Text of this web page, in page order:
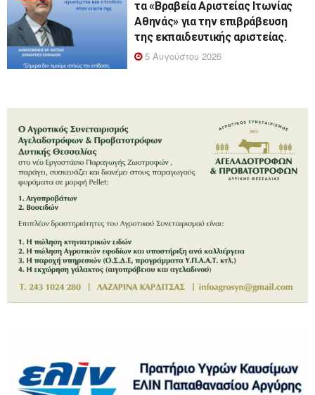
τα «Βραβεία Αριστείας Ιτωνίας
Αθηνάς» για την επιβράβευση
της εκπαιδευτικής αριστείας.
5 Αυγούστου 2026